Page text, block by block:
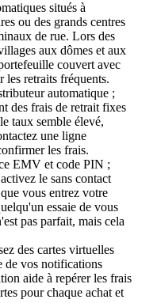
situés à
ou des grands centres
de rue. Lors des
aux dômes et aux
couvert avec
les retraits fréquents.
automatique ;
des frais de retrait fixes
taux semble élevé,
une ligne
les frais.
EMV et code PIN ;
le sans contact
vous entrez votre
essaie de vous
pas parfait, mais cela
des cartes virtuelles
de vos notifications
aide à repérer les frais
pour chaque achat et